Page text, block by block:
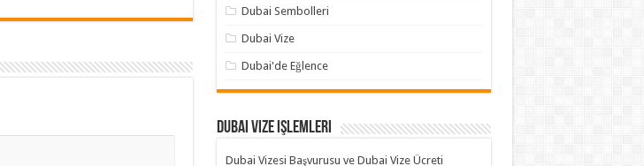
Dubai Sembolleri
Dubai Vize
Dubai'de Eğlence
Dubai Vize işlemleri
Dubai Vizesi Başvurusu ve Dubai Vize Ücreti